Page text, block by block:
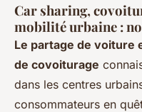
Car sharing,
mobilité urbaine :
Le partage de voiture
de covoiturage
dans les centres
consommateurs en